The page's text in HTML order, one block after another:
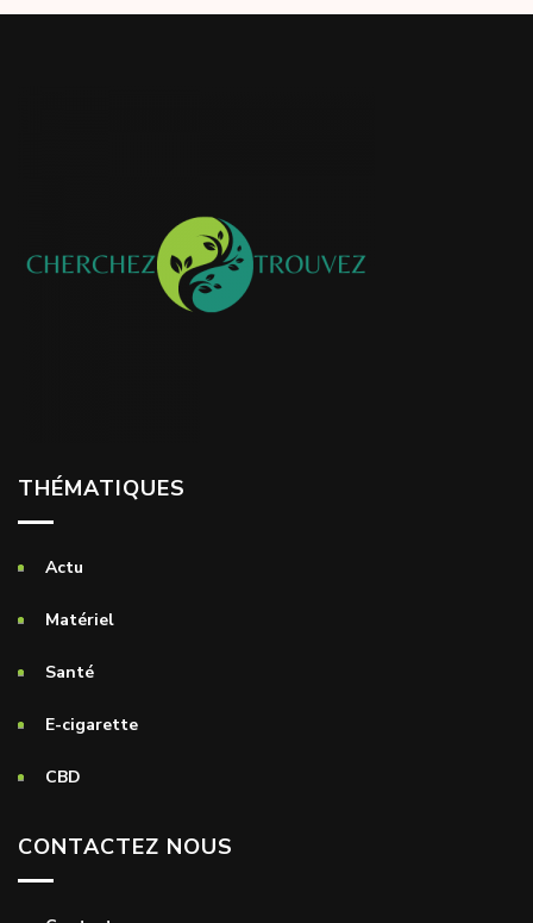
THÉMATIQUES
Actu
Matériel
Santé
E-cigarette
CBD
CONTACTEZ NOUS